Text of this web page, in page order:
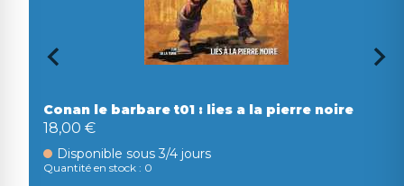
Conan le barbare t01 : lies a la pierre noire
18,00 €
Disponible sous 3/4 jours
Quantité en stock : 0